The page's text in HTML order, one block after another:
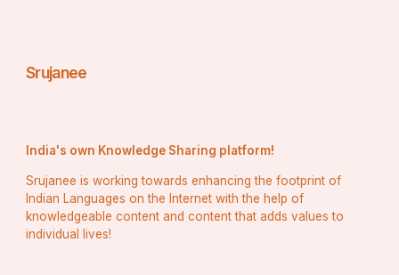
सकते हैं। बारिश ने सिर्फ़ धरती को नहीं, बल्कि उनके दिलों की हर
Srujanee
India's own Knowledge Sharing platform!
Srujanee is working towards enhancing the footprint of
Indian Languages on the Internet with the help of
knowledgeable content and content that adds values to
individual lives!